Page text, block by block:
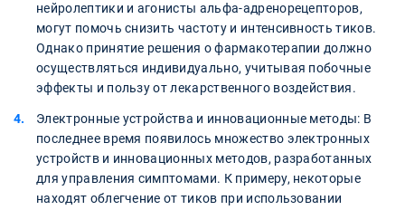
нейролептики и агонисты альфа-адренорецепторов,
могут помочь снизить частоту и интенсивность тиков.
Однако принятие решения о фармакотерапии должно
осуществляться индивидуально, учитывая побочные
эффекты и пользу от лекарственного воздействия.
Электронные устройства и инновационные методы: В
последнее время появилось множество электронных
устройств и инновационных методов, разработанных
для управления симптомами. К примеру, некоторые
находят облегчение от тиков при использовании